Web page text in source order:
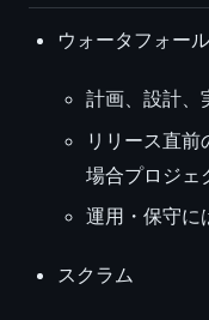
ウォータフォール
計画、設計、
リリース直
場合プロジェ
運用・保守に
スクラム